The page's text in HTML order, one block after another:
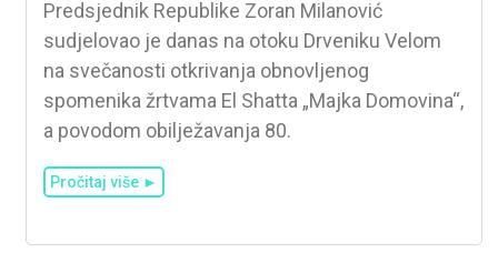
Predsjednik Republike Zoran Milanović
sudjelovao je danas na otoku Drveniku Velom
na svečanosti otkrivanja obnovljenog
spomenika žrtvama El Shatta „Majka Domovina“,
a povodom obilježavanja 80.
Pročitaj više ►